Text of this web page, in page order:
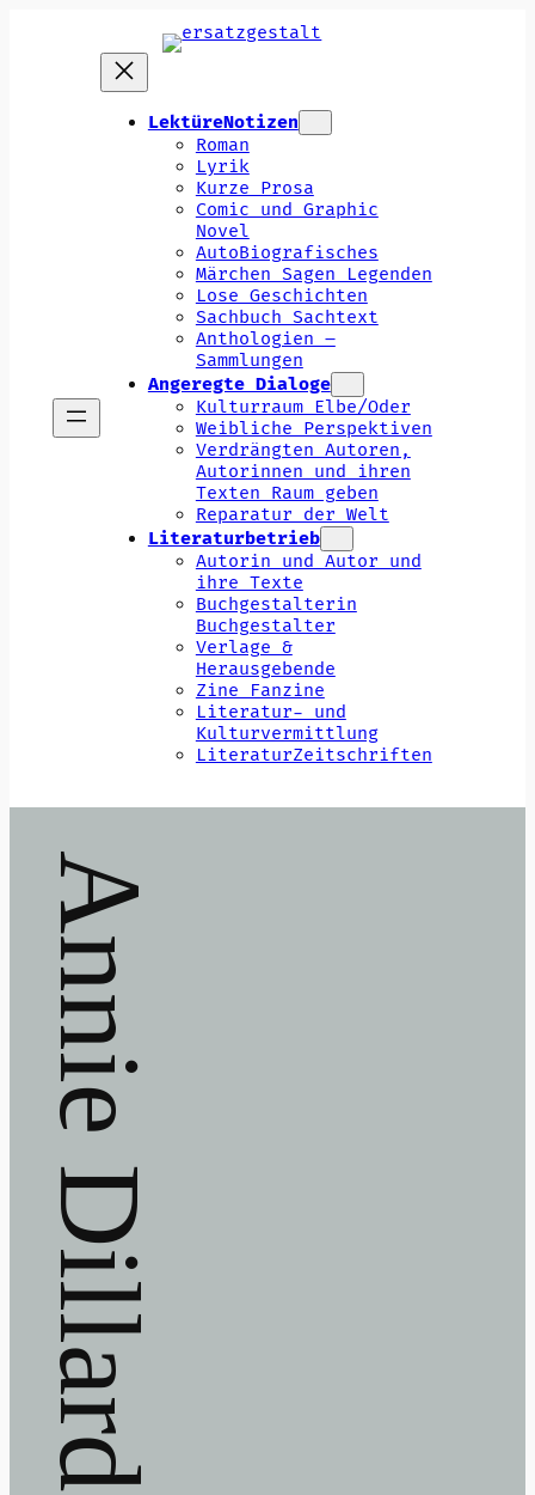
LektüreNotizen
Roman
Lyrik
Kurze Prosa
Comic und Graphic
Novel
AutoBiografisches
Märchen Sagen Legenden
Lose Geschichten
Sachbuch Sachtext
Anthologien –
Sammlungen
Angeregte Dialoge
Kulturraum Elbe/Oder
Weibliche Perspektiven
Verdrängten Autoren,
Autorinnen und ihren
Texten Raum geben
Reparatur der Welt
Literaturbetrieb
Autorin und Autor und
ihre Texte
Buchgestalterin
Buchgestalter
Verlage &
Herausgebende
Zine Fanzine
Literatur- und
Kulturvermittlung
LiteraturZeitschriften
Annie Dillard